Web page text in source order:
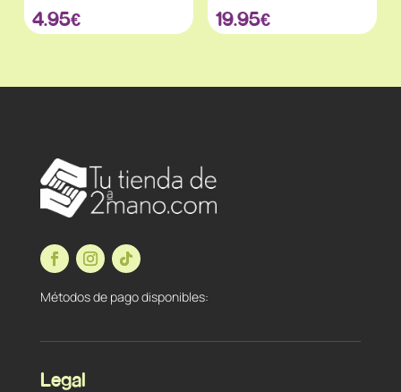
4.95€ 19.95€
Métodos de pago disponibles:
Legal